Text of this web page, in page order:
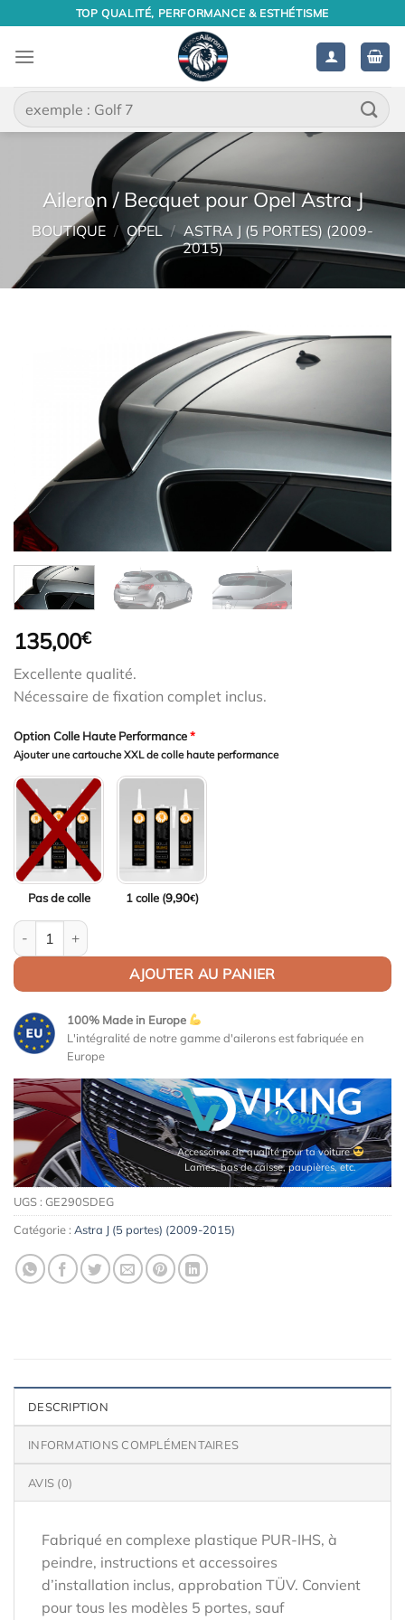
contenu
TOP QUALITÉ, PERFORMANCE & ESTHÉTISME
Recherche
pour :
Aileron / Becquet pour Opel Astra J
BOUTIQUE / OPEL / ASTRA J (5 PORTES) (2009-
2015)
135,00€
Excellente qualité.
Nécessaire de fixation complet inclus.
Option Colle Haute Performance*
Ajouter une cartouche XXL de colle haute performance
Pas de colle 1 colle (9,90€)
quantité de Aileron / Becquet pour Opel Astra J
AJOUTER AU PANIER
100% Made in Europe
L'intégralité de notre gamme d'ailerons est fabriquée en
Europe
Accessoires de qualité pour ta voiture
Lames, bas de caisse, paupières, etc.
UGS : GE290SDEG
Catégorie : Astra J (5 portes) (2009-2015)
DESCRIPTION
INFORMATIONS COMPLÉMENTAIRES
AVIS (0)
Fabriqué en complexe plastique PUR-IHS, à
peindre, instructions et accessoires
d’installation inclus, approbation TÜV. Convient
pour tous les modèles 5 portes, sauf